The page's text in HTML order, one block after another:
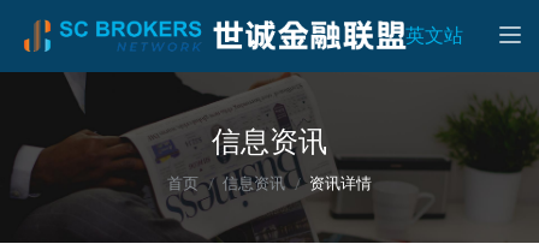
英文站
信息资讯
首页 信息资讯 资讯详情